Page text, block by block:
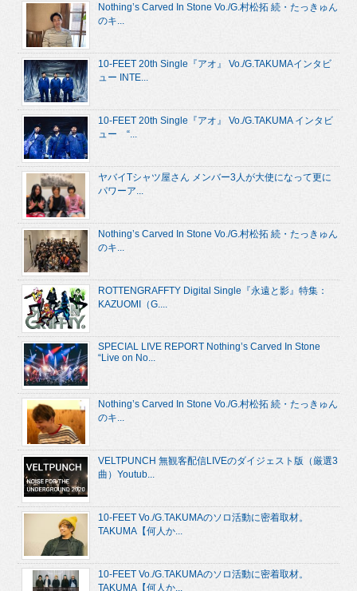
Nothing’s Carved In Stone Vo./G.村松拓 続・たっきゅん
のキ...
10-FEET 20th Single『アオ』 Vo./G.TAKUMAインタビ
ュー INTE...
10-FEET 20th Single『アオ』 Vo./G.TAKUMA インタビ
ュー “...
ヤバイTシャツ屋さん メンバー3人が大使になって更に
パワーア...
Nothing’s Carved In Stone Vo./G.村松拓 続・たっきゅん
のキ...
ROTTENGRAFFTY Digital Single『永遠と影』特集：
KAZUOMI（G....
SPECIAL LIVE REPORT Nothing’s Carved In Stone
“Live on No...
Nothing’s Carved In Stone Vo./G.村松拓 続・たっきゅん
のキ...
VELTPUNCH 無観客配信LIVEのダイジェスト版（厳選3
曲）Youtub...
10-FEET Vo./G.TAKUMAのソロ活動に密着取材。
TAKUMA【何人か...
10-FEET Vo./G.TAKUMAのソロ活動に密着取材。
TAKUMA【何人か...